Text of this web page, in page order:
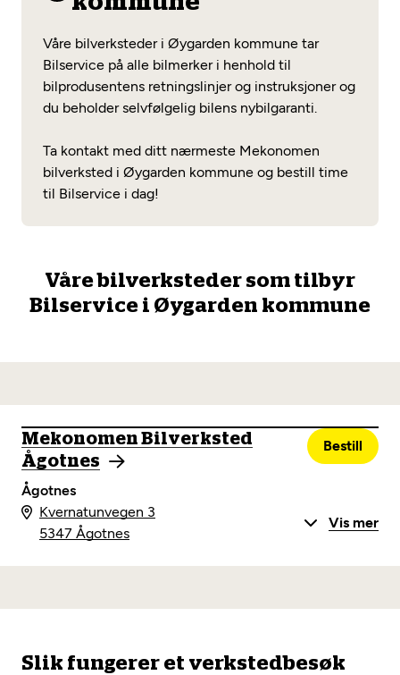
Se alle (52) tjenester her
Les mer
Mekonomen Fleet
Fritt verkstedvalg
Lønnsomt valg
Mobilitetsgaranti
Opprett en konto
Våre bilverksteder i Øygarden kommune tar
Bilservice på alle bilmerker i henhold til
bilprodusentens retningslinjer og instruksjoner og
du beholder selvfølgelig bilens nybilgaranti.
Ta kontakt med ditt nærmeste Mekonomen
bilverksted i Øygarden kommune og bestill time
til Bilservice i dag!
Våre bilverksteder som tilbyr
Bilservice i Øygarden kommune
Mekonomen Bilverksted
Ågotnes
Ågotnes
Bestill
Kvernatunvegen 3
5347 Ågotnes
Vis mer
Slik fungerer et verkstedbesøk